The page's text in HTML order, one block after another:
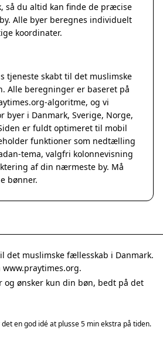
så du altid kan finde de præcise
Alle byer beregnes individuelt
koordinater.
tjeneste skabt til det muslimske
Alle beregninger er baseret på
-algoritme, og vi
byer i Danmark, Sverige, Norge,
er fuldt optimeret til mobil
funktioner som nedtælling
tema, valgfri kolonnevisning
af din nærmeste by. Må
bønner.
det muslimske fællesskab i Danmark.
og ønsker kun din bøn, bedt på det
en god idé at plusse 5 min ekstra på tiden.